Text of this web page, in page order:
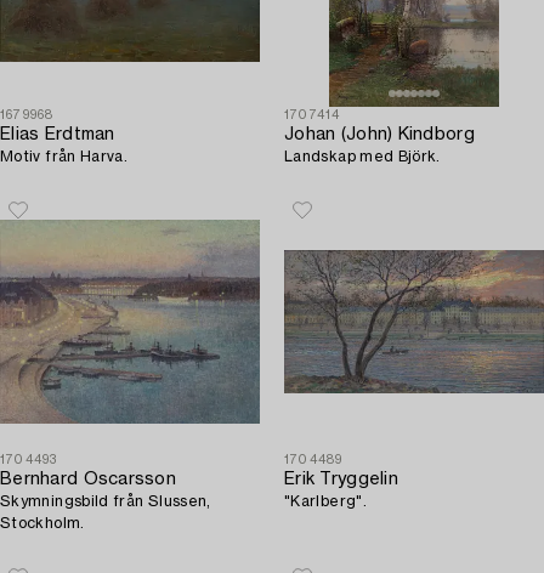
1679968
Elias Erdtman
Motiv från Harva.
1707414
Johan (John) Kindborg
Landskap med Björk.
1704493
Bernhard Oscarsson
Skymningsbild från Slussen,
Stockholm.
1704489
Erik Tryggelin
"Karlberg".